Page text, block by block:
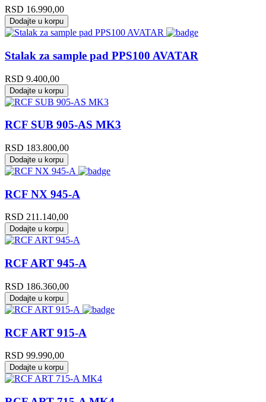
RSD 16.990,00
Dodajte u korpu
Stalak za sample pad PPS100 AVATAR
RSD 9.400,00
Dodajte u korpu
RCF SUB 905-AS MK3
RSD 183.800,00
Dodajte u korpu
RCF NX 945-A
RSD 211.140,00
Dodajte u korpu
RCF ART 945-A
RSD 186.360,00
Dodajte u korpu
RCF ART 915-A
RSD 99.990,00
Dodajte u korpu